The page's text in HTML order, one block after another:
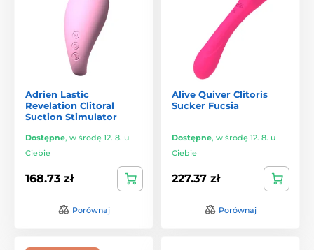
Adrien Lastic
Revelation Clitoral
Suction Stimulator
Dostępne, w środę 12. 8. u
Ciebie
168.73 zł
Porównaj
Alive Quiver Clitoris
Sucker Fucsia
Dostępne, w środę 12. 8. u
Ciebie
227.37 zł
Porównaj